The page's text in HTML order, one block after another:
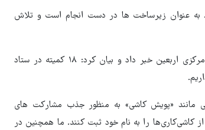
... به عنوان زیرساخت ها در دست انجام است و تلاش
نامجو از هم افزایی مطلوب ستاد توسعه و بازسازی عتبات با ستاد مرکزی اربعین خبر داد و بیان کرد: ۱۸ کمیته در ستاد
مانند «پویش کاشی» به منظور جذب مشارکت های
کاشی‌کاری‌ها را به نام خود ثبت کنند. ما همچنین در